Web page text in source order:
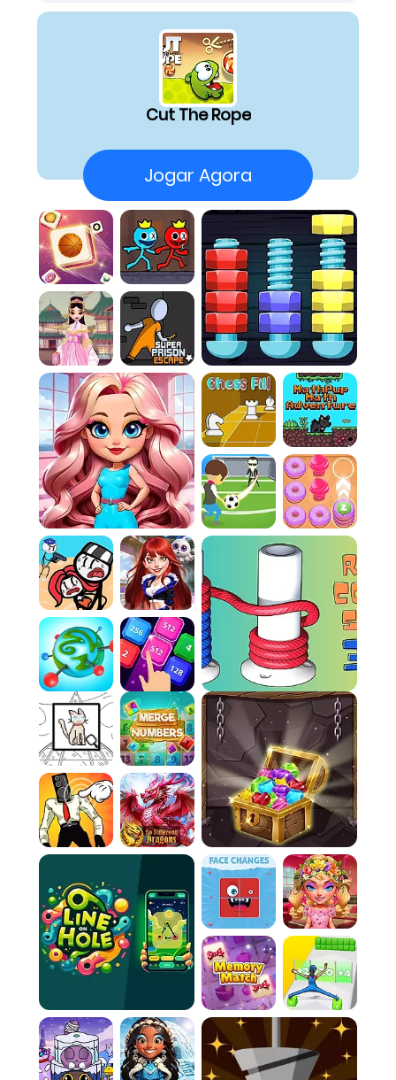
cativado pela beleza deste clássico
instantâneo, onde cada detalhe foi
cuidadosamente elaborado para agradar aos
Puzzles Baseados em Física:O design visual de
cada enigma desafia sua percepção
solucionar.
Protagonista Encantador:A aparência de Om
Nom é o coração do jogo, transmitindo alegria
genuína através de suas animações.
Ambientes Variados:A paleta de cores muda
constantemente à medida que novos
cenários são introduzidos, enriquecendo a
experiência.
Ciclo Satisfatório: O impacto visual de guiar o
doce até o monstrinho é extremamente
recompensador a cada fase concluída.
Como Jogar
Game Rules:
O Objetivo Principal: Alimentar o Om Nom:A
essência de Cut the Rope é simples: leve o
doce até a boca do faminto monstrinho verde,
Om Nom. Para isso, o doce geralmente estará
pendurado por uma ou mais cordas.
A Arte de Cortar Cordas:Analise o cenário
com atenção antes de agir. Escolha
cuidadosamente quais cordas cortar e a
sequência exata. Cada corte altera o balanço
ou a queda do doce, obedecendo às leis da
física.
A Caçada pelas Estrelas (Altamente
Recomendado):Espalhadas por cada nível,
você encontrará três estrelas douradas.
Tente fazer o doce tocar nelas antes de
chegar ao Om Nom. Coletar estrelas é crucial,
pois elas desbloqueiam novos níveis e caixas
de desafios.
Dominando o Ambiente: O cenário está
repleto de elementos interativos que podem
ser seus aliados. Bolhas levitam o doce,
almofadas de ar o impulsionam em direções
específicas, enquanto aranhas farão de tudo
para roubá-lo se ele ficar muito tempo parado
na corda.
Perigos à Espreita:Mantenha o doce seguro!
Evite que ele entre em contato com espinhos,
eletricidade ou caia para fora da tela. Se o
doce for destruído ou sumir do mapa, a fase
precisará ser reiniciada.
Cortar Corda:Clique e arraste (ou deslize o
dedo) sobre uma corda para cortá-la.
Estourar Bolha:Clique (ou toque) em uma
bolha que envolva o doce para estourá-la.
Cut The Rope
Jogar Agora